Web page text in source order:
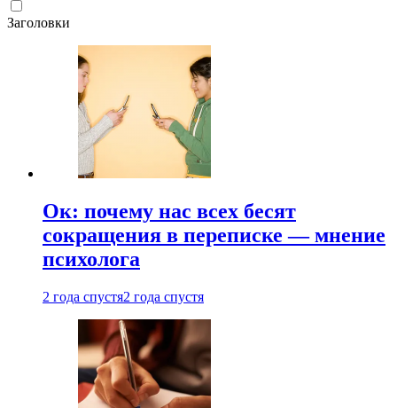
Заголовки
Ок: почему нас всех бесят
сокращения в переписке — мнение
психолога
2 года спустя2 года спустя